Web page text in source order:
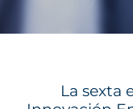
La sexta